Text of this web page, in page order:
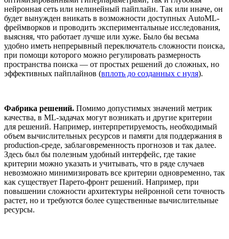
нейронная сеть или нелинейный пайплайн. Так или иначе, он
будет вынужден вникать в возможности доступных AutoML-
фреймворков и проводить экспериментальные исследования,
выясняя, что работает лучше или хуже. Было бы весьма
удобно иметь непрерывный переключатель сложности поиска,
при помощи которого можно регулировать размерность
пространства поиска — от простых решений до сложных, но
эффективных пайплайнов (вплоть до созданных с нуля).
Фабрика решений. Помимо допустимых значений метрик
качества, в ML-задачах могут возникать и другие критерии
для решений. Например, интерпретируемость, необходимый
объем вычислительных ресурсов и памяти для поддержания в
production-среде, заблаговременность прогнозов и так далее.
Здесь был бы полезным удобный интерфейс, где такие
критерии можно указать и учитывать, что в ряде случаев
невозможно минимизировать все критерии одновременно, так
как существует Парето-фронт решений. Например, при
повышении сложности архитектуры нейронной сети точность
растет, но и требуются более существенные вычислительные
ресурсы.